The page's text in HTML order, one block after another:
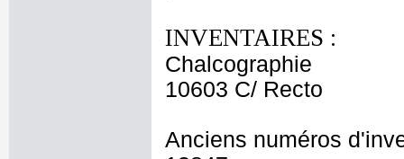
INVENTAIRES :
Chalcographie
10603 C/ Recto
Anciens numéros